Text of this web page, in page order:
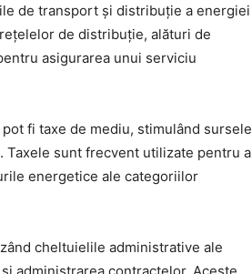
de transport și distribuție a energiei
de distribuție, alături de
asigurarea unui serviciu
fi taxe de mediu, stimulând sursele
Taxele sunt frecvent utilizate pentru a
energetice ale categoriilor
cheltuielile administrative ale